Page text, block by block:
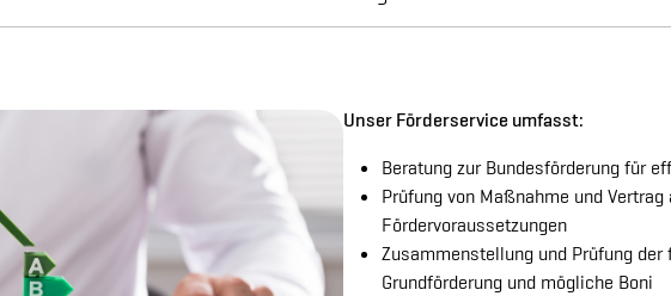
Unser Förderservice umfasst:
Beratung zur Bundesförderung für
Prüfung von Maßnahme und
Fördervoraussetzungen
Zusammenstellung und Prüfung
Grundförderung und mögliche Boni